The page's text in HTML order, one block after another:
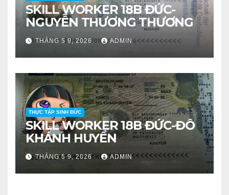
SKILL WORKER 18B ĐỨC-
NGUYỄN THƯƠNG THƯƠNG
THÁNG 5 9, 2026 ADMIN
THỰC TẬP SINH ĐỨC
SKILL WORKER 18B ĐỨC-ĐỖ
KHÁNH HUYỀN
THÁNG 5 9, 2026 ADMIN